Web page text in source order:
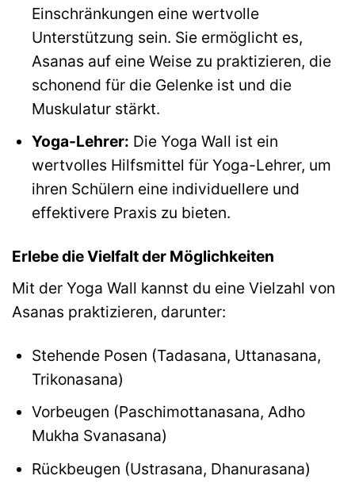
Einschränkungen eine wertvolle
Unterstützung sein. Sie ermöglicht es,
Asanas auf eine Weise zu praktizieren, die
schonend für die Gelenke ist und die
Muskulatur stärkt.
Yoga-Lehrer: Die Yoga Wall ist ein
wertvolles Hilfsmittel für Yoga-Lehrer, um
ihren Schülern eine individuellere und
effektivere Praxis zu bieten.
Erlebe die Vielfalt der Möglichkeiten
Mit der Yoga Wall kannst du eine Vielzahl von
Asanas praktizieren, darunter:
Stehende Posen (Tadasana, Uttanasana,
Trikonasana)
Vorbeugen (Paschimottanasana, Adho
Mukha Svanasana)
Rückbeugen (Ustrasana, Dhanurasana)